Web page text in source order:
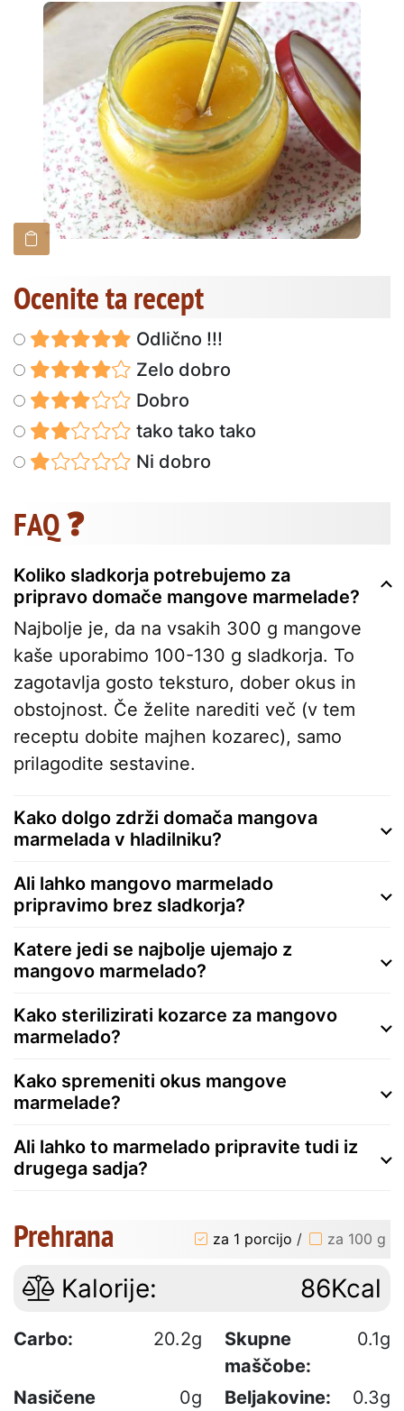
Ocenite ta recept
Odlično !!!
Zelo dobro
Dobro
tako tako tako
Ni dobro
FAQ ❓
Koliko sladkorja potrebujemo za
pripravo domače mangove marmelade?
Najbolje je, da na vsakih 300 g mangove
kaše uporabimo 100-130 g sladkorja. To
zagotavlja gosto teksturo, dober okus in
obstojnost. Če želite narediti več (v tem
receptu dobite majhen kozarec), samo
prilagodite sestavine.
Kako dolgo zdrži domača mangova
marmelada v hladilniku?
Ali lahko mangovo marmelado
pripravimo brez sladkorja?
Katere jedi se najbolje ujemajo z
mangovo marmelado?
Kako sterilizirati kozarce za mangovo
marmelado?
Kako spremeniti okus mangove
marmelade?
Ali lahko to marmelado pripravite tudi iz
drugega sadja?
Prehrana za 1 porcijo / za 100 g
Kalorije: 86Kcal
Carbo: 20.2g
Skupne
maščobe:
0.1g
Nasičene 0g Beljakovine: 0.3g